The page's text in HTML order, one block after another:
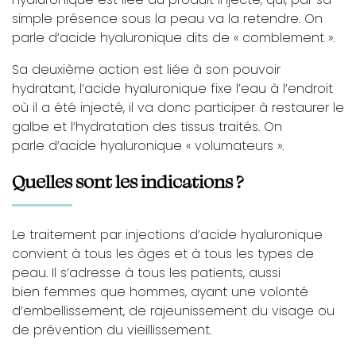
simple présence sous la peau va la retendre. On
parle d’acide hyaluronique dits de « comblement ».
Sa deuxième action est liée à son pouvoir
hydratant, l’acide hyaluronique fixe l’eau à l’endroit
où il a été injecté, il va donc participer à restaurer le
galbe et l’hydratation des tissus traités. On
parle d’acide hyaluronique « volumateurs ».
Quelles sont les indications ?
Le traitement par injections d’acide hyaluronique
convient à tous les âges et à tous les types de
peau. Il s’adresse à tous les patients, aussi
bien femmes que hommes, ayant une volonté
d’embellissement, de rajeunissement du visage ou
de prévention du vieillissement.